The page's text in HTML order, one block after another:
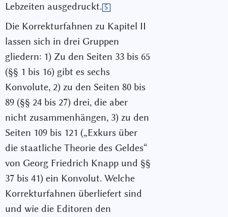
Lebzeiten ausgedruckt. 5
Die Korrekturfahnen zu Kapitel II
lassen sich in drei Gruppen
gliedern: 1) Zu den Seiten 33 bis 65
(§§ 1 bis 16) gibt es sechs
Konvolute, 2) zu den Seiten 80 bis
89 (§§ 24 bis 27) drei, die aber
nicht zusammenhängen, 3) zu den
Seiten 109 bis 121 („Exkurs über
die staatliche Theorie des Geldes“
von Georg Friedrich Knapp und §§
37 bis 41) ein Konvolut. Welche
Korrekturfahnen überliefert sind
und wie die Editoren den